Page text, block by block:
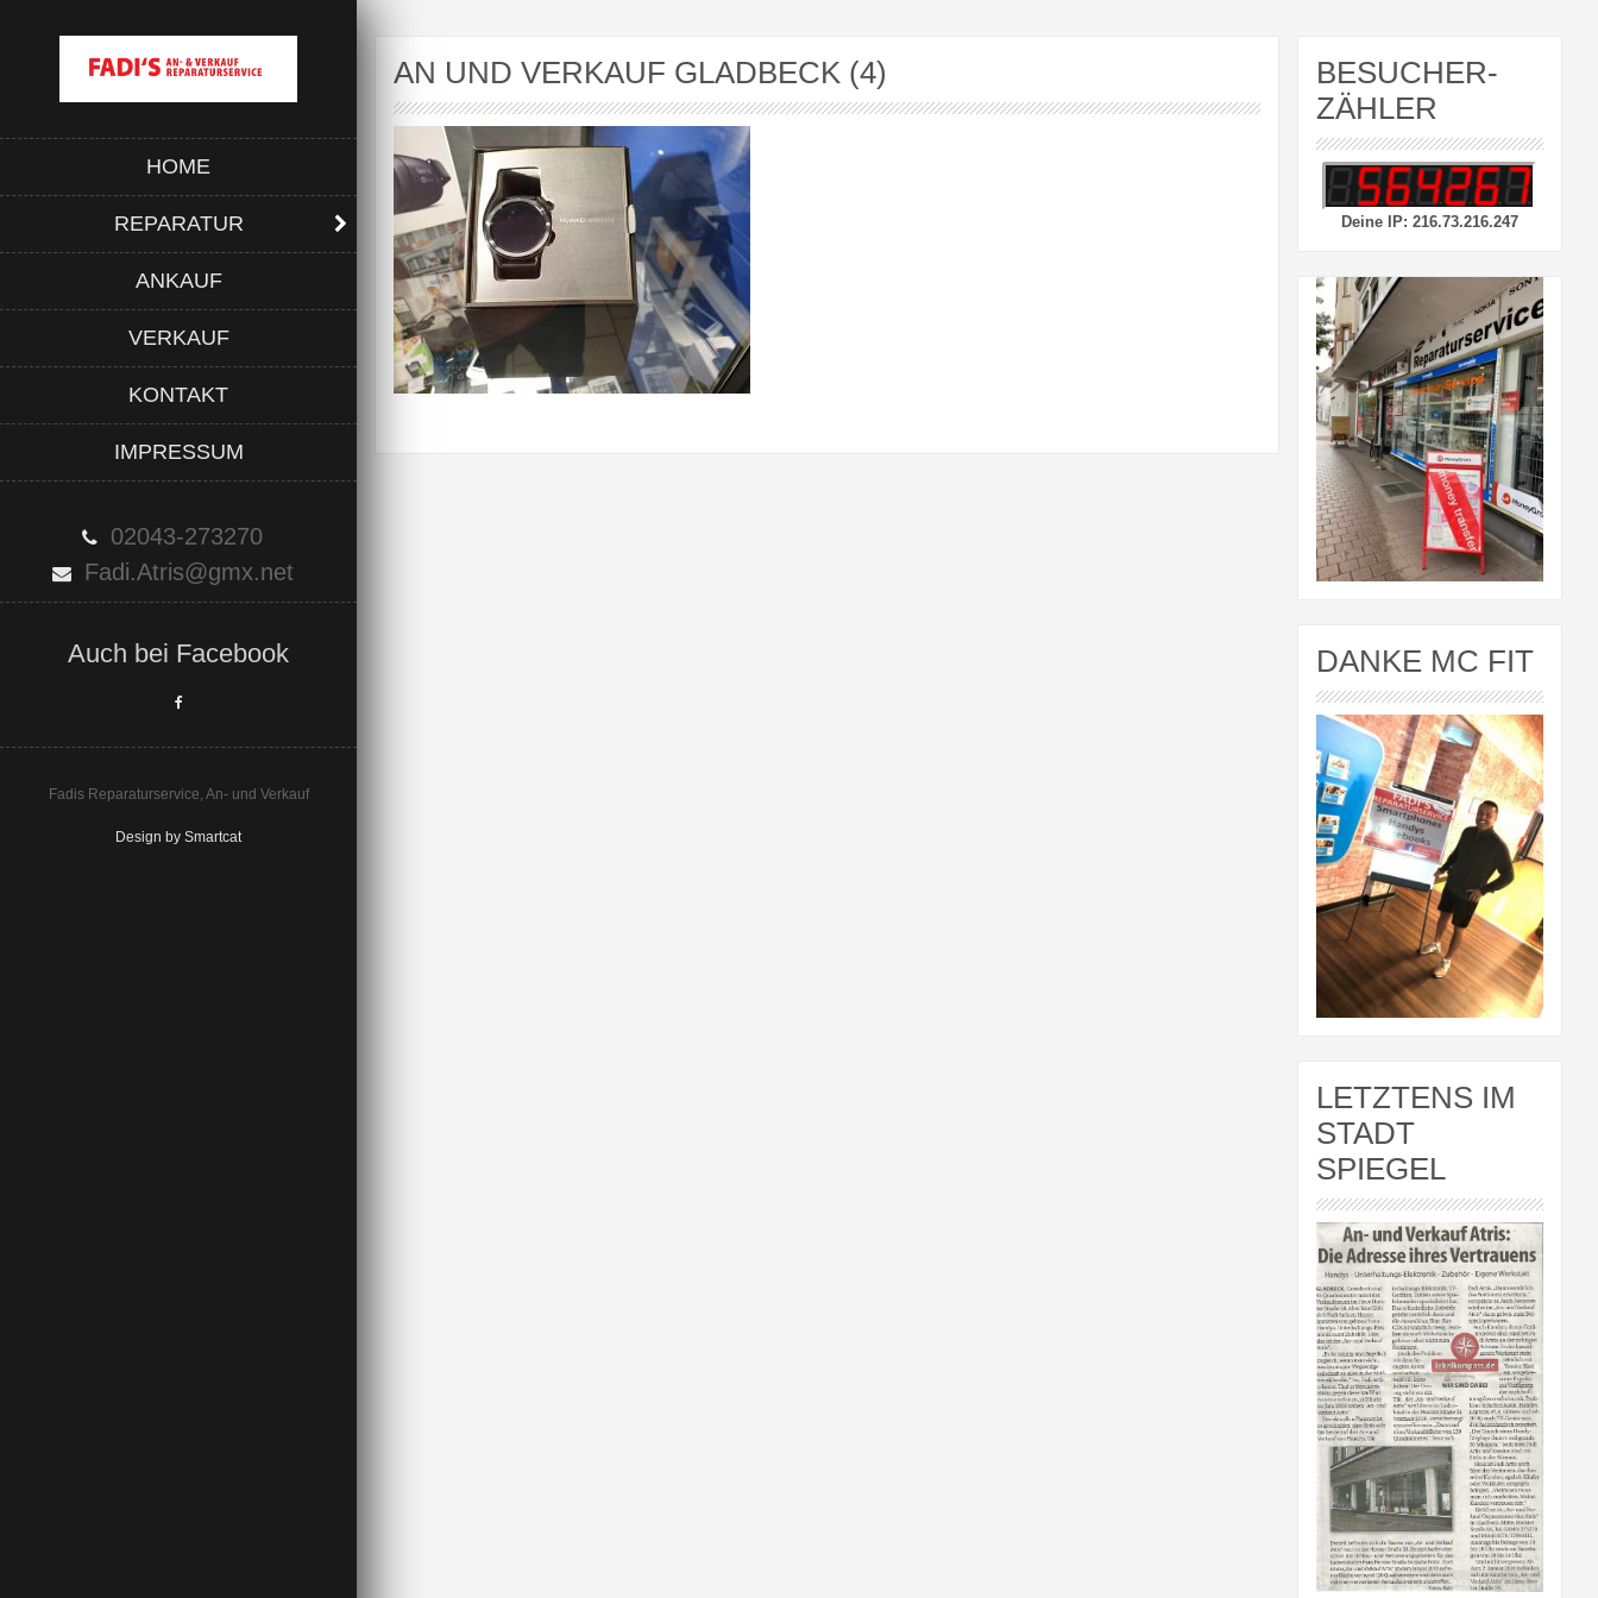
HOME
REPARATUR
ANKAUF
VERKAUF
KONTAKT
IMPRESSUM
02043-273270
Fadi.Atris@gmx.net
Auch bei Facebook
Fadis Reparaturservice, An- und Verkauf
Design by Smartcat
AN UND VERKAUF GLADBECK (4)
BESUCHER-
ZÄHLER
Deine IP: 216.73.216.247
DANKE MC FIT
LETZTENS IM
STADT
SPIEGEL